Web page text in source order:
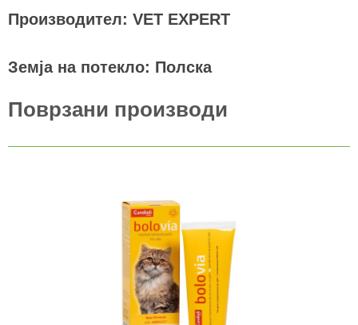
Производител: VET EXPERT
Земја на потекло: Полска
Поврзани производи